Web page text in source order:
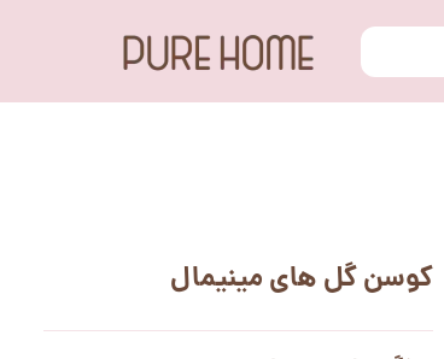
کوسن گل های مینیمال